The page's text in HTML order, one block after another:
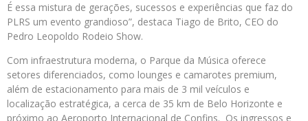
É essa mistura de gerações, sucessos e experiências que faz do
PLRS um evento grandioso”, destaca Tiago de Brito, CEO do
Pedro Leopoldo Rodeio Show.
Com infraestrutura moderna, o Parque da Música oferece
setores diferenciados, como lounges e camarotes premium,
além de estacionamento para mais de 3 mil veículos e
localização estratégica, a cerca de 35 km de Belo Horizonte e
próximo ao Aeroporto Internacional de Confins. Os ingressos e